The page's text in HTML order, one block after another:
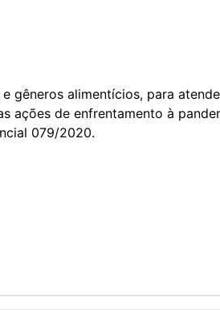
gêneros alimentícios, para
ações de enfrentamento à
079/2020.